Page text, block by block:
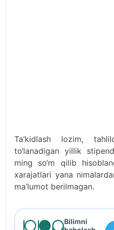
Ta’kidlash lozim,
to‘lanadigan yillik
ming so‘m qilib
xarajatlari yana
ma’lumot berilmagan.
Bilimni